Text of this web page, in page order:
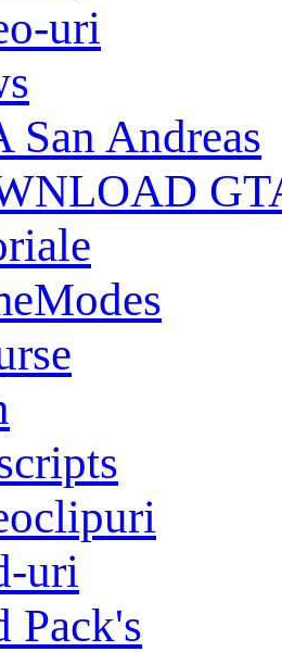
uri
Andreas
uri